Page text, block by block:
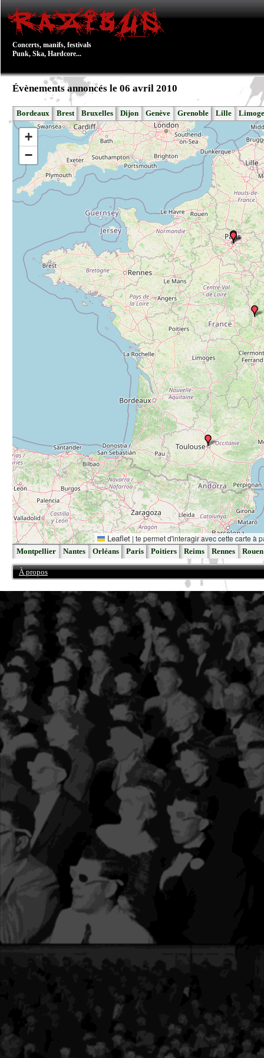
Concerts, manifs, festivals
Punk, Ska, Hardcore...
Évènements annoncés le 06 avril 2010
Bordeaux Brest Bruxelles Dijon Genève Grenoble Lille
+
−
Leaflet | te permet d'interagir avec cette carte à
Montpellier Nantes Orléans Paris Poitiers Reims Rennes Rouen
À propos